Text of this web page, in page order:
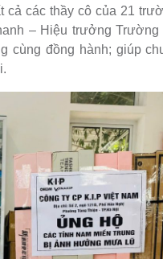
cả các thầy cô của 21
– Hiệu trưởng
cùng đồng hành; giúp